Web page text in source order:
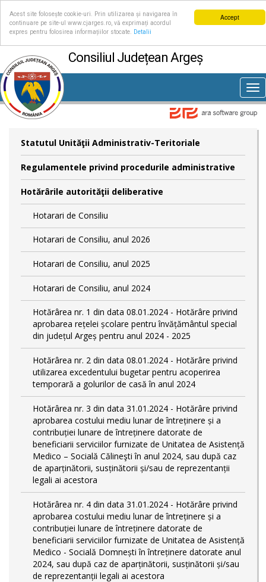
Accept
Acest site folosește cookie-uri. Prin utilizarea și navigarea în
continuare pe site-ul www.cjarges.ro, vă exprimați acordul
expres pentru folosirea informațiilor stocate.
Detalii
Consiliul Județean Argeș
Statutul Unităţii Administrativ-Teritoriale
Regulamentele privind procedurile administrative
Hotărârile autorităţii deliberative
Hotarari de Consiliu
Hotarari de Consiliu, anul 2026
Hotarari de Consiliu, anul 2025
Hotarari de Consiliu, anul 2024
Hotărârea nr. 1 din data 08.01.2024 - Hotărâre privind
aprobarea rețelei școlare pentru învățământul special
din județul Argeș pentru anul 2024 - 2025
Hotărârea nr. 2 din data 08.01.2024 - Hotărâre privind
utilizarea excedentului bugetar pentru acoperirea
temporară a golurilor de casă în anul 2024
Hotărârea nr. 3 din data 31.01.2024 - Hotărâre privind
aprobarea costului mediu lunar de întreținere și a
contribuției lunare de întreținere datorate de
beneficiarii serviciilor furnizate de Unitatea de Asistență
Medico – Socială Călineşti în anul 2024, sau după caz
de aparținătorii, susținătorii și/sau de reprezentanții
legali ai acestora
Hotărârea nr. 4 din data 31.01.2024 - Hotărâre privind
aprobarea costului mediu lunar de întreținere și a
contribuției lunare de întreținere datorate de
beneficiarii serviciilor furnizate de Unitatea de Asistență
Medico - Socială Domnești în întreținere datorate anul
2024, sau după caz de aparținătorii, susținătorii și/sau
de reprezentanții legali ai acestora